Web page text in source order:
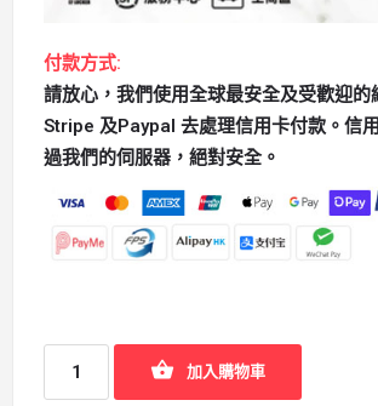
付款方式:
請放心，我們使用全球最安全及受歡迎的
Stripe 及Paypal 去處理信用卡付款。信
過我們的伺服器，絕對安全。
加入購物車